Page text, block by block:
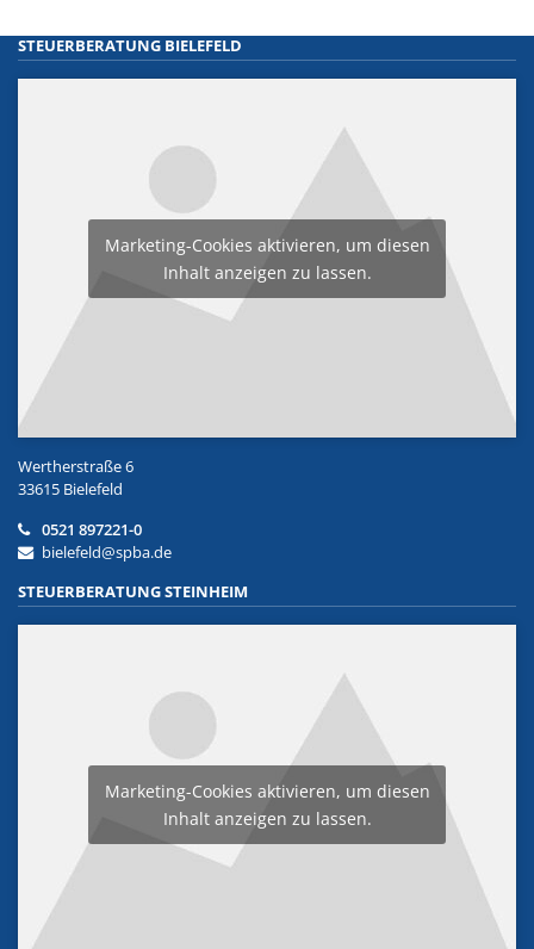
STEUERBERATUNG BIELEFELD
Marketing-Cookies aktivieren, um diesen
Inhalt anzeigen zu lassen.
Wertherstraße 6
33615 Bielefeld
0521 897221-0
bielefeld@spba.de
STEUERBERATUNG STEINHEIM
Marketing-Cookies aktivieren, um diesen
Inhalt anzeigen zu lassen.